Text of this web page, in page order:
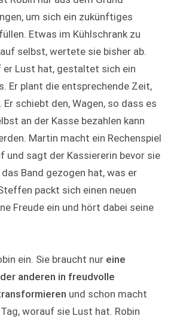
um sich ein zukünftiges
Etwas im Kühlschrank zu
selbst, wertete sie bisher ab.
Lust hat, gestaltet sich ein
Er plant die entsprechende Zeit,
Er schiebt den, Wagen, so dass es
an der Kasse bezahlen kann
Martin macht ein Rechenspiel
und sagt der Kassiererin bevor sie
das Band gezogen hat, was er
packt sich einen neuen
Freude ein und hört dabei seine
ein. Sie braucht nur eine
anderen in freudvolle
und schon macht
worauf sie Lust hat. Robin